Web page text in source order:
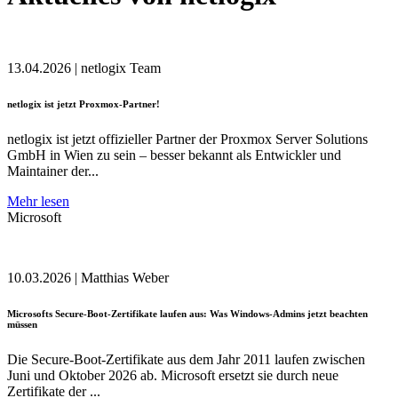
13.04.2026 | netlogix Team
netlogix ist jetzt Proxmox-Partner!
netlogix ist jetzt offizieller Partner der Proxmox Server Solutions
GmbH in Wien zu sein – besser bekannt als Entwickler und
Maintainer der...
Mehr lesen
Microsoft
10.03.2026 | Matthias Weber
Microsofts Secure-Boot-Zertifikate laufen aus: Was Windows-Admins jetzt beachten
müssen
Die Secure-Boot-Zertifikate aus dem Jahr 2011 laufen zwischen
Juni und Oktober 2026 ab. Microsoft ersetzt sie durch neue
Zertifikate der ...